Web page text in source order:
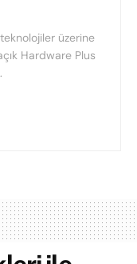
üzerine
Hardware Plus